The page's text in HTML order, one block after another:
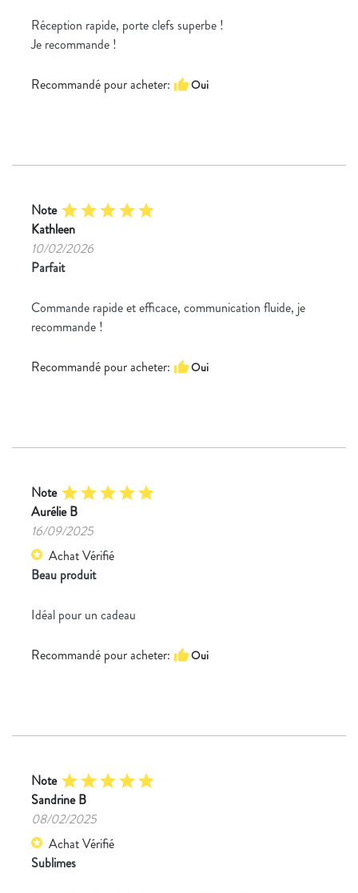
Réception rapide, porte clefs superbe !
Je recommande !
Recommandé pour acheter: thumb_upOui
Note starstarstarstarstar
Kathleen
10/02/2026
Parfait
Commande rapide et efficace, communication fluide, je
recommande !
Recommandé pour acheter: thumb_upOui
Note starstarstarstarstar
Aurélie B
16/09/2025
star
Achat Vérifié
Beau produit
Idéal pour un cadeau
Recommandé pour acheter: thumb_upOui
Note starstarstarstarstar
Sandrine B
08/02/2025
star
Achat Vérifié
Sublimes